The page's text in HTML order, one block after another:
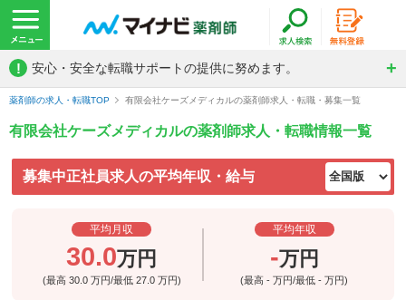
! 安心・安全な転職サポートの提供に努めます。
薬剤師の求人・転職TOP 有限会社ケーズメディカルの薬剤師求人・転職・募集一覧
有限会社ケーズメディカルの薬剤師求人・転職情報一覧
募集中正社員求人の平均年収・給与
平均月収
30.0万円
(最高 30.0 万円/最低 27.0 万円)
平均年収
-万円
(最高-万円/最低-万円)